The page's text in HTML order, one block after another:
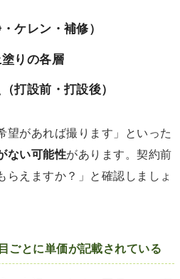
ケレン・補修）
りの各層
打設前・打設後）
望があれば撮ります」といった
ない可能性があります。契約前
らえますか？」と確認しましょ
ごとに単価が記載されている